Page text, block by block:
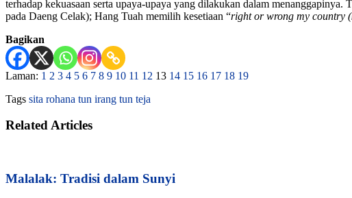
terhadap kekuasaan serta upaya-upaya yang dilakukan dalam
pada Daeng Celak); Hang Tuah memilih kesetiaan “right or wrong my country
Bagikan
Laman: 1 2 3 4 5 6 7 8 9 10 11 12 13 14 15 16 17 18 19
Tags sita rohana tun irang tun teja
Related Articles
Malalak: Tradisi dalam Sunyi